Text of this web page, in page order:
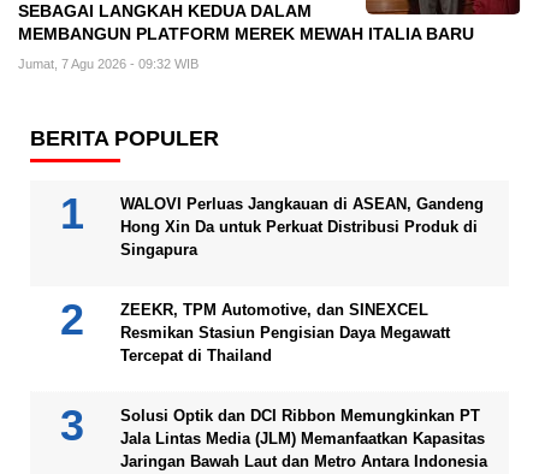
SEBAGAI LANGKAH KEDUA DALAM
MEMBANGUN PLATFORM MEREK MEWAH ITALIA BARU
Jumat, 7 Agu 2026 - 09:32 WIB
BERITA POPULER
WALOVI Perluas Jangkauan di ASEAN, Gandeng
Hong Xin Da untuk Perkuat Distribusi Produk di
Singapura
ZEEKR, TPM Automotive, dan SINEXCEL
Resmikan Stasiun Pengisian Daya Megawatt
Tercepat di Thailand
Solusi Optik dan DCI Ribbon Memungkinkan PT
Jala Lintas Media (JLM) Memanfaatkan Kapasitas
Jaringan Bawah Laut dan Metro Antara Indonesia